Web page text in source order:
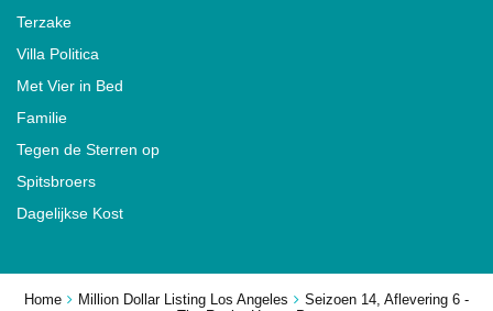
Home Million Dollar Listing Los Angeles
Seizoen 14, Aflevering 6 -
Terzake
Villa Politica
Met Vier in Bed
Familie
Tegen de Sterren op
Spitsbroers
Dagelijkse Kost